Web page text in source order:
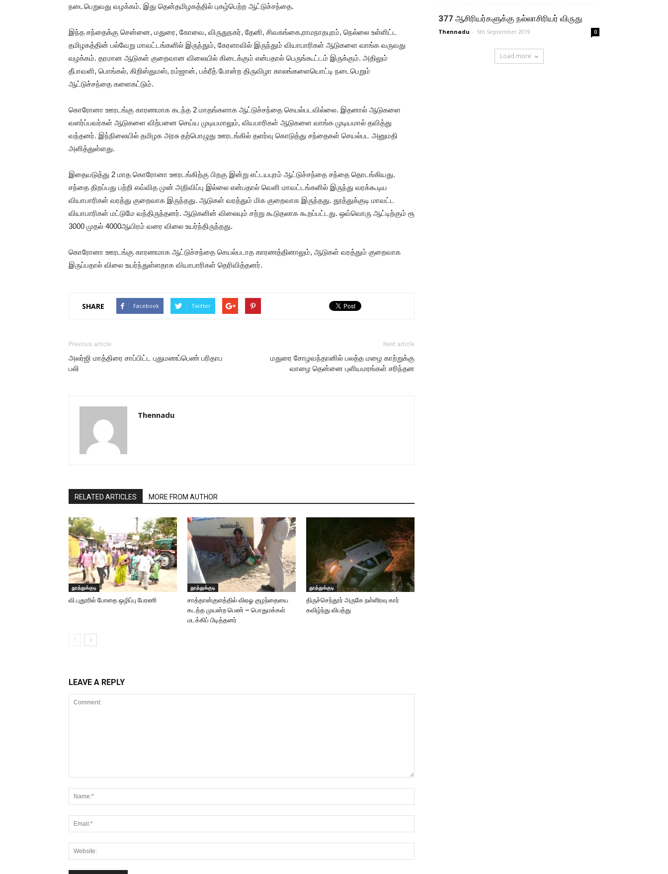
நடைபெறுவது வழக்கம். இது தென்தமிழகத்தில் புகழ்பெற்ற ஆட்டுச்சந்தை.
இந்த சந்தைக்கு சென்னை, மதுரை, கோவை, விருதுநகர், தேனி, சிவகங்கை,ராமநாதபுரம், நெல்லை உள்ளிட்ட
தமிழகத்தின் பல்வேறு மாவட்டங்களில் இருந்தும், கேரளாவில் இருந்தும் வியாபாரிகள் ஆடுகளை வாங்க வருவது
வழக்கம். தரமான ஆடுகள் குறைவான விலையில் கிடைக்கும் என்பதால் பெருங்கூட்டம் இருக்கும். அதிலும்
தீபாவளி, பொங்கல், கிறிஸ்துமஸ், ரம்ஜான், பக்ரீத் போன்ற திருவிழா காலங்களையொட்டி நடைபெறும்
ஆட்டுச்சந்தை களைகட்டும்.
கொரோனா ஊரடங்கு காரணமாக கடந்த 2 மாதங்களாக ஆட்டுச்சந்தை செயல்படவில்லை. இதனால் ஆடுகளை
வளர்ப்பவர்கள் ஆடுகளை விற்பனை செய்ய முடியமாலும், வியபாரிகள் ஆடுகளை வாங்க முடியமால் தவித்து
வந்தனர். இந்நிலையில் தமிழக அரசு தற்பொழுது ஊரடங்கில் தளர்வு கொடுத்து சந்தைகள் செயல்பட அனுமதி
அளித்துள்ளது.
இதையடுத்து 2 மாத கொரோனா ஊரடங்கிற்கு பிறகு இன்று எட்டயபுரம் ஆட்டுச்சந்தை சந்தை தொடங்கியது.
சந்தை திறப்பது பற்றி எவ்வித முன் அறிவிப்பு இல்லை என்பதால் வெளி மாவட்டங்களில் இருந்து வரக்கூடிய
வியாபாரிகள் வரத்து குறைவாக இருந்தது. ஆடுகள் வரத்தும் மிக குறைவாக இருந்தது. தூத்துக்குடி மாவட்ட
வியாபாரிகள் மட்டுமே வந்திருந்தனர். ஆடுகளின் விலையும் சற்று கூடுதலாக கூறப்பட்டது. ஒவ்வொரு ஆட்டிற்கும் ரூ
3000 முதல் 4000ஆயிரம் வரை விலை உயர்ந்திருந்தது.
கொரோனா ஊரடங்கு காரணமாக ஆட்டுச்சந்தை செயல்படாத காரணத்தினாலும், ஆடுகள் வரத்தும் குறைவாக
இருப்பதால் விலை உயர்ந்துள்ளதாக வியாபாரிகள் தெரிவித்தனர்.
SHARE Facebook Twitter
Previous article
அலர்ஜி மாத்திரை சாப்பிட்ட புதுமணப்பெண் பரிதாப
பலி
Next article
மதுரை சோழவந்தானில் பலத்த மழை காற்றுக்கு
வாழை தென்னை புளியமரங்கள் சரிந்தன
Thennadu
RELATED ARTICLES MORE FROM AUTHOR
தூத்துக்குடி
வி.புதூரில் போதை ஒழிப்பு பேரணி
தூத்துக்குடி
சாத்தான்குளத்தில் விஏஓ குழந்தையை
கடத்த முயன்ற பெண் – பொதுமக்கள்
மடக்கிப் பிடித்தனர்
தூத்துக்குடி
திருச்செந்தூர் அருகே நள்ளிரவு கார்
கவிழ்ந்து விபத்து
LEAVE A REPLY
377 ஆசிரியர்களுக்கு நல்லாசிரியர் விருது
Thennadu - 5th September 2019 0
Load more